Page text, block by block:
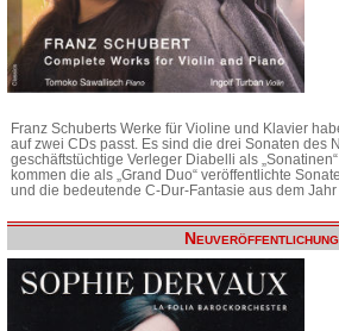
Franz Schuberts Werke für Violine und Klavier
auf zwei CDs passt. Es sind die drei Sonaten des
geschäftstüchtige Verleger Diabelli als
kommen die als „Grand Duo“ veröffentlichte
und die bedeutende C-Dur-Fantasie aus dem Jahr